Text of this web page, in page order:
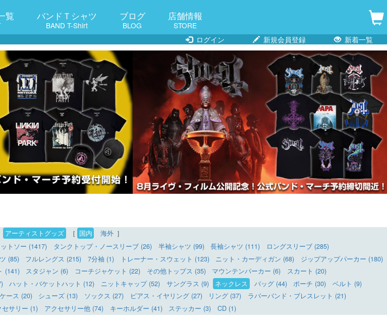
覧 バンドＴシャツ
BAND T-Shirt
ブログ
BLOG
店舗情報
STORE
ログイン
新規会員登録 新着一覧
アーティストグッズ ［ 国内 海外 ］
トソー (1417) タンクトップ・ノースリーブ (26) 半袖シャツ (99) 長袖シャツ (111)
ロングスリーブ (285)
(85) フルレングス (215) 7分袖 (1) トレーナー・スウェット (123) ニット・カーディガン (68)
ジップアップパーカー (180)
(141) スタジャン (6) コーチジャケット (22) その他トップス (35) マウンテンパーカー (6)
スカート (20)
ハット・バケットハット (12) ニットキャップ (52) サングラス (9) ネックレス バッグ (44) ポーチ (30)
ベルト (9)
ース (20) シューズ (13) ソックス (27) ピアス・イヤリング (27) リング (37)
ラバーバンド・ブレスレット (21)
セサリー (1) アクセサリー他 (74) キーホルダー (41) ステッカー (3) CD (1)